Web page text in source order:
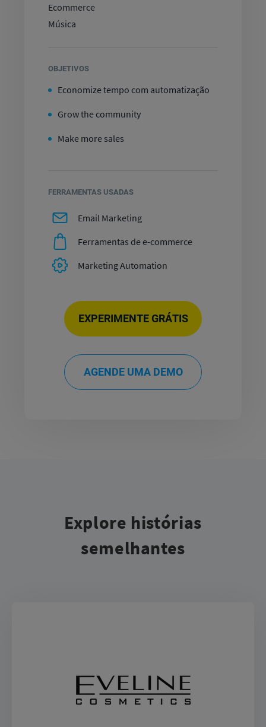
Ecommerce
Música
OBJETIVOS
Economize tempo com automatização
Grow the community
Make more sales
FERRAMENTAS USADAS
Email Marketing
Ferramentas de e-commerce
Marketing Automation
EXPERIMENTE GRÁTIS
AGENDE UMA DEMO
Explore histórias
semelhantes